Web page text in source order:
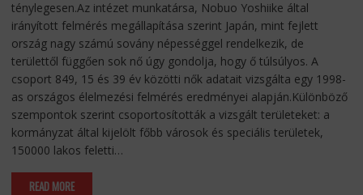
ténylegesen.Az intézet munkatársa, Nobuo Yoshiike által
irányított felmérés megállapítása szerint Japán, mint fejlett
ország nagy számú sovány népességgel rendelkezik, de
területtől függően sok nő úgy gondolja, hogy ő túlsúlyos. A
csoport 849, 15 és 39 év közötti nők adatait vizsgálta egy 1998-
as országos élelmezési felmérés eredményei alapján.Különböző
szempontok szerint csoportosították a vizsgált területeket: a
kormányzat által kijelölt főbb városok és speciális területek,
150000 lakos feletti…
READ MORE